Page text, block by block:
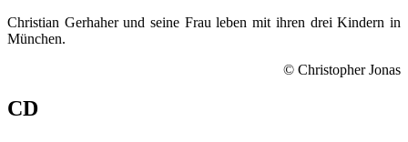
Christian Gerhaher und seine Frau leben mit ihren drei Kindern in
München.
© Christopher Jonas
CD